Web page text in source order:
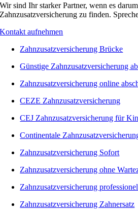
Wir sind Ihr starker Partner, wenn es
Zahnzusatzversicherung zu finden.
Kontakt aufnehmen
Zahnzusatzversicherung Brücke
Günstige Zahnzusatzversicherung
Zahnzusatzversicherung online
CEZE Zahnzusatzversicherung
CEJ Zahnzusatzversicherung für
Continentale
Zahnzusatzversicherung Sofort
Zahnzusatzversicherung ohne
Zahnzusatzversicherung
Zahnzusatzversicherung Zahnersatz